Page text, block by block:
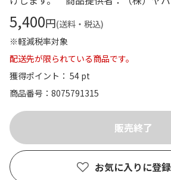
5,400円(送料・税込)
※軽減税率対象
配送先が限られている商品です。
獲得ポイント： 54 pt
商品番号
8075791315
お気に入りに登